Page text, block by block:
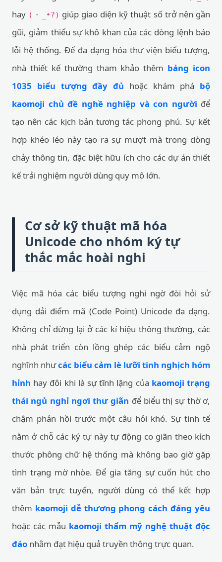
hay (・_•?) giúp giao diện kỹ thuật số trở nên gần
gũi, giảm thiểu sự khô khan của các dòng lệnh báo
lỗi hệ thống. Để đa dạng hóa thư viện biểu tượng,
nhà thiết kế thường tham khảo thêm bảng icon
1035 biểu tượng đầy đủ hoặc khám phá bộ
kaomoji chủ đề nghề nghiệp và con người để
tạo nên các kịch bản tương tác phong phú. Sự kết
hợp khéo léo này tạo ra sự mượt mà trong dòng
chảy thông tin, đặc biệt hữu ích cho các dự án thiết
kế trải nghiệm người dùng quy mô lớn.
Cơ sở kỹ thuật mã hóa
Unicode cho nhóm ký tự
thắc mắc hoài nghi
Việc mã hóa các biểu tượng nghi ngờ đòi hỏi sử
dụng dải điểm mã (Code Point) Unicode đa dạng.
Không chỉ dừng lại ở các kí hiệu thông thường, các
nhà phát triển còn lồng ghép các biểu cảm ngộ
nghĩnh nhưcác biểu cảm lè lưỡi tinh nghịch hóm
hỉnh hay đôi khi là sự tĩnh lặng của kaomoji trạng
thái ngủ nghỉ ngơi thư giãn để biểu thị sự thờ ơ,
chậm phản hồi trước một câu hỏi khó. Sự tinh tế
nằm ở chỗ các ký tự này tự động co giãn theo kích
thước phông chữ hệ thống mà không bao giờ gặp
tình trạng mờ nhòe. Để gia tăng sự cuốn hút cho
văn bản trực tuyến, người dùng có thể kết hợp
thêm kaomoji dễ thương phong cách đáng yêu
hoặc các mẫu kaomoji thẩm mỹ nghệ thuật độc
đáo nhằm đạt hiệu quả truyền thông trực quan.